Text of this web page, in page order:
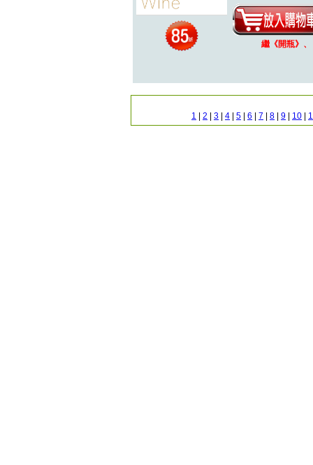
繼《開瓶》
1 2 3 4 5 6 7 8 9 10